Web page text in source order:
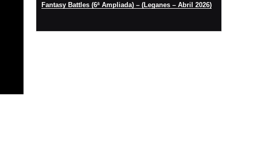
Fantasy Battles (6ª Ampliada) – (Leganes – Abril 2026)